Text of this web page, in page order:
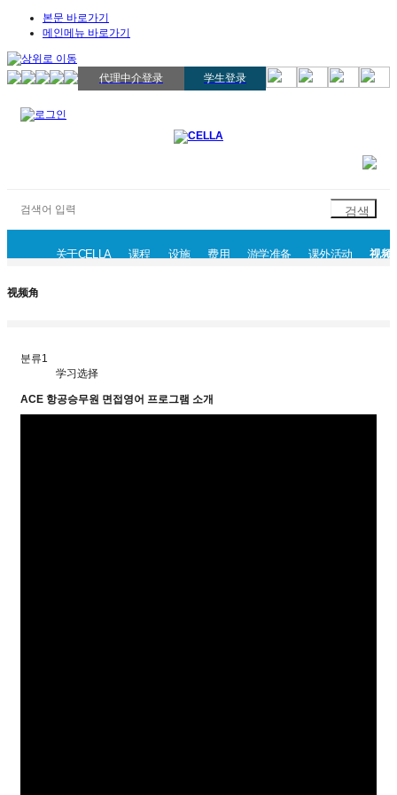
본문 바로가기
메인메뉴 바로가기
代理中介登录 学生登录
关于CELLA 课程 设施 费用 游学准备 课外活动 视频
视频角
분류1
学习选择
ACE 항공승무원 면접영어 프로그램 소개